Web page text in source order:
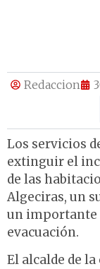
Redaccion
Los servicios
extinguir el
de las
Algeciras, un
un importante
evacuación.
El alcalde de